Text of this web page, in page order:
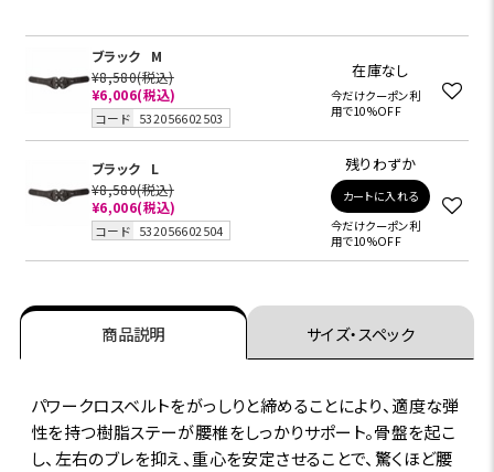
ブラック
M
¥8,580(税込)
¥6,006(税込)
コード 532056602503
在庫なし
今だけクーポン利
用で10%OFF
ブラック
L
¥8,580(税込)
¥6,006(税込)
コード 532056602504
残りわずか
カートに入れる
今だけクーポン利
用で10%OFF
商品説明 サイズ・スペック
パワークロスベルトをがっしりと締めることにより、適度な弾
性を持つ樹脂ステーが腰椎をしっかりサポート。骨盤を起こ
し、左右のブレを抑え、重心を安定させることで、驚くほど腰